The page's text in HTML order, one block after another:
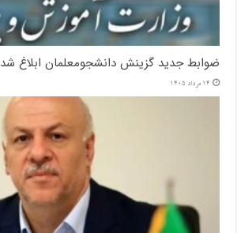
ضوابط جدید گزینش دانشجومعلمان ابلاغ شد
14 مرداد 1405